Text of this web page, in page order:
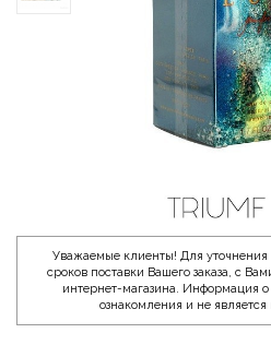
Уважаемые клиенты! Для уточнения
сроков поставки Вашего заказа, с
интернет-магазина. Информация о
ознакомления и не